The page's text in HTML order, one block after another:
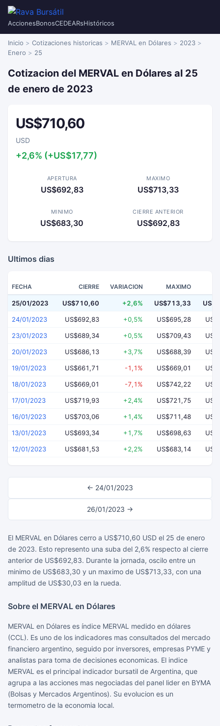
AccionesBonosCEDEARsHistóricos
Inicio Cotizaciones historicas MERVAL en Dólares
2023
Enero
25
Cotizacion del MERVAL en Dólares al 25
de enero de 2023
US$710,60
USD
+2,6% (+US$17,77)
APERTURA
US$692,83
MAXIMO
US$713,33
MINIMO
US$683,30
CIERRE ANTERIOR
US$692,83
Ultimos dias
FECHA CIERRE VARIACION MAXIMO
25/01/2023 US$710,60 +2,6% US$713,33
24/01/2023 US$692,83 +0,5% US$695,28
23/01/2023 US$689,34 +0,5% US$709,43
20/01/2023 US$686,13 +3,7% US$688,39
19/01/2023 US$661,71 -1,1% US$669,01
18/01/2023 US$669,01 -7,1% US$742,22
17/01/2023 US$719,93 +2,4% US$721,75
16/01/2023 US$703,06 +1,4% US$711,48
13/01/2023 US$693,34 +1,7% US$698,63
12/01/2023 US$681,53 +2,2% US$683,14
← 24/01/2023
26/01/2023 →
El MERVAL en Dólares cerro a US$710,60 USD el 25 de enero
de 2023. Esto represento una suba del 2,6% respecto al cierre
anterior de US$692,83. Durante la jornada, oscilo entre un
minimo de US$683,30 y un maximo de US$713,33, con una
amplitud de US$30,03 en la rueda.
Sobre el MERVAL en Dólares
MERVAL en Dólares es índice MERVAL medido en dólares
(CCL). Es uno de los indicadores mas consultados del mercado
financiero argentino, seguido por inversores, empresas PYME y
analistas para toma de decisiones economicas. El indice
MERVAL es el principal indicador bursatil de Argentina, que
agrupa a las acciones mas negociadas del panel lider en BYMA
(Bolsas y Mercados Argentinos). Su evolucion es un
termometro de la economia local.